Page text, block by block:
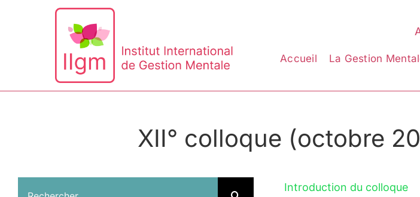
Accueil La Gestion
XII° colloque (octobre
Introduction du colloque